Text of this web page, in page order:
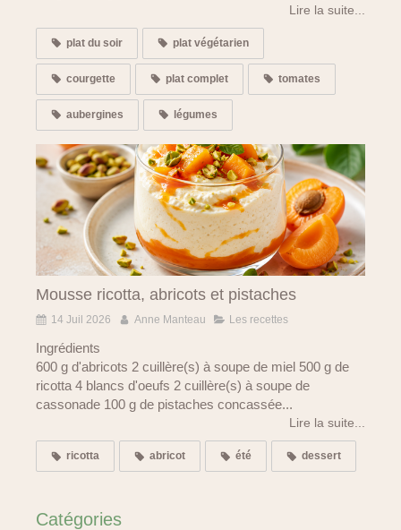
Lire la suite...
plat du soir plat végétarien
courgette plat complet tomates
aubergines légumes
Mousse ricotta, abricots et pistaches
14 Juil 2026 Anne Manteau Les recettes
Ingrédients
600 g d'abricots 2 cuillère(s) à soupe de miel 500 g de
ricotta 4 blancs d'oeufs 2 cuillère(s) à soupe de
cassonade 100 g de pistaches concassée...
Lire la suite...
ricotta abricot été dessert
Catégories